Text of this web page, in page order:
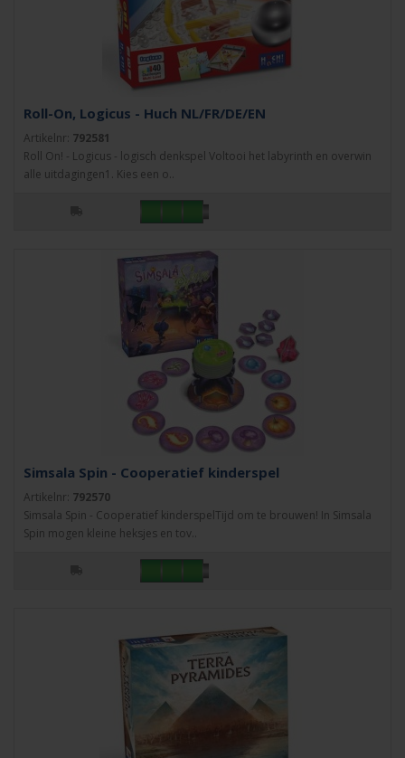
Roll-On, Logicus - Huch NL/FR/DE/EN
Artikelnr: 792581
Roll On! - Logicus - logisch denkspel Voltooi het labyrinth en overwin
alle uitdagingen1. Kies een o..
Simsala Spin - Cooperatief kinderspel
Artikelnr: 792570
Simsala Spin - Cooperatief kinderspelTijd om te brouwen! In Simsala
Spin mogen kleine heksjes en tov..